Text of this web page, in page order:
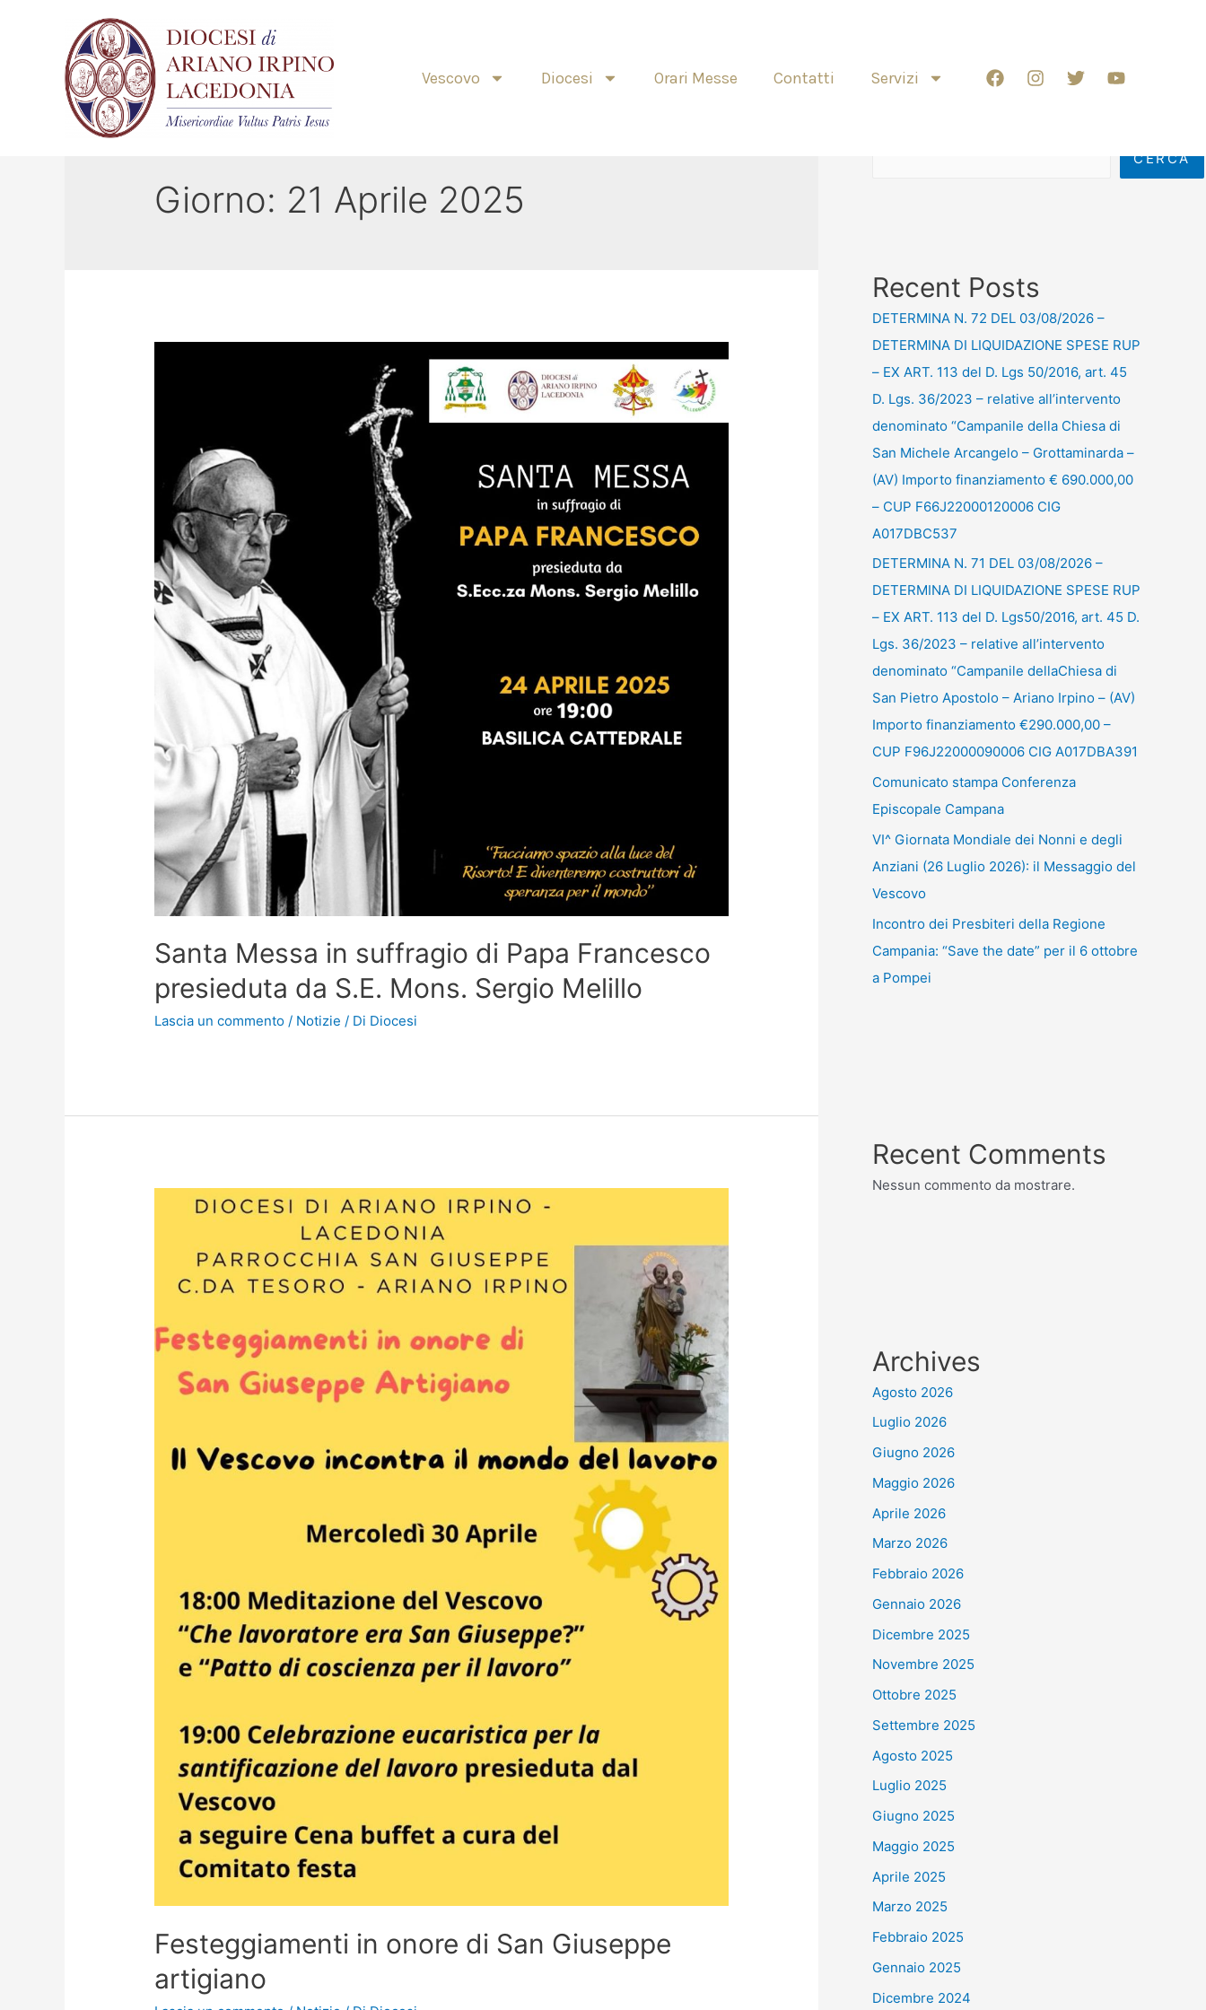
Vescovo Diocesi Orari Messe Contatti Servizi
Giorno: 21 Aprile 2025
Santa Messa in suffragio di Papa Francesco
presieduta da S.E. Mons. Sergio Melillo
Lascia un commento / Notizie / Di Diocesi
Festeggiamenti in onore di San Giuseppe
artigiano
CERCA
Recent Posts
DETERMINA N. 72 DEL 03/08/2026 –
DETERMINA DI LIQUIDAZIONE SPESE RUP
– EX ART. 113 del D. Lgs 50/2016, art. 45
D. Lgs. 36/2023 – relative all’intervento
denominato “Campanile della Chiesa di
San Michele Arcangelo – Grottaminarda –
(AV) Importo finanziamento € 690.000,00
– CUP F66J22000120006 CIG
A017DBC537
DETERMINA N. 71 DEL 03/08/2026 –
DETERMINA DI LIQUIDAZIONE SPESE RUP
– EX ART. 113 del D. Lgs50/2016, art. 45 D.
Lgs. 36/2023 – relative all’intervento
denominato “Campanile dellaChiesa di
San Pietro Apostolo – Ariano Irpino – (AV)
Importo finanziamento €290.000,00 –
CUP F96J22000090006 CIG A017DBA391
Comunicato stampa Conferenza
Episcopale Campana
VI^ Giornata Mondiale dei Nonni e degli
Anziani (26 Luglio 2026): il Messaggio del
Vescovo
Incontro dei Presbiteri della Regione
Campania: “Save the date” per il 6 ottobre
a Pompei
Recent Comments
Nessun commento da mostrare.
Archives
Agosto 2026
Luglio 2026
Giugno 2026
Maggio 2026
Aprile 2026
Marzo 2026
Febbraio 2026
Gennaio 2026
Dicembre 2025
Novembre 2025
Ottobre 2025
Settembre 2025
Agosto 2025
Luglio 2025
Giugno 2025
Maggio 2025
Aprile 2025
Marzo 2025
Febbraio 2025
Gennaio 2025
Dicembre 2024